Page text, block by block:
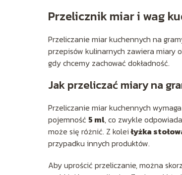
Przelicznik miar i wag
Przeliczanie miar kuchennych na
przepisów kulinarnych zawiera miary
gdy chcemy zachować dokładność.
Jak przeliczać miary na
Przeliczanie miar kuchennych
pojemność 5 ml, co zwykle odpowiada
może się różnić. Z koleiłyżka
przypadku innych produktów.
Aby uprościć przeliczanie, można